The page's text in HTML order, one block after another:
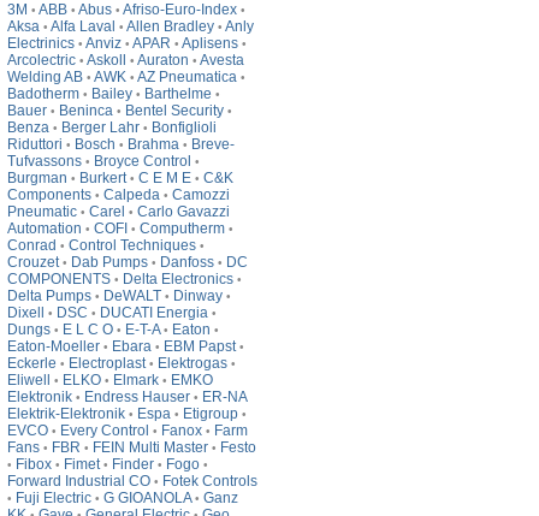
3M • ABB • Abus • Afriso-Euro-Index •
Aksa • Alfa Laval • Allen Bradley • Anly
Electrinics • Anviz • APAR • Aplisens •
Arcolectric • Askoll • Auraton • Avesta
Welding AB • AWK • AZ Pneumatica •
Badotherm • Bailey • Barthelme •
Bauer • Beninca • Bentel Security •
Benza • Berger Lahr • Bonfiglioli
Riduttori • Bosch • Brahma • Breve-
Tufvassons • Broyce Control •
Burgman • Burkert • C E M E • C&K
Components • Calpeda • Camozzi
Pneumatic • Carel • Carlo Gavazzi
Automation • COFI • Computherm •
Conrad • Control Techniques •
Crouzet • Dab Pumps • Danfoss • DC
COMPONENTS • Delta Electronics •
Delta Pumps • DeWALT • Dinway •
Dixell • DSC • DUCATI Energia •
Dungs • E L C O • E-T-A • Eaton •
Eaton-Moeller • Ebara • EBM Papst •
Eckerle • Electroplast • Elektrogas •
Eliwell • ELKO • Elmark • EMKO
Elektronik • Endress Hauser • ER-NA
Elektrik-Elektronik • Espa • Etigroup •
EVCO • Every Control • Fanox • Farm
Fans • FBR • FEIN Multi Master • Festo
• Fibox • Fimet • Finder • Fogo •
Forward Industrial CO • Fotek Controls
• Fuji Electric • G GIOANOLA • Ganz